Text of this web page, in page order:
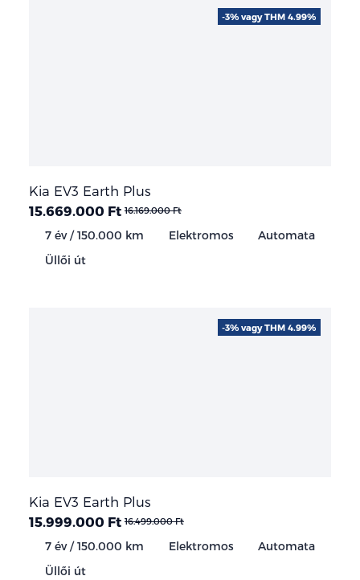
Kia EV3 Earth Plus
15.669.000 Ft 16.169.000 Ft
7 év / 150.000 km Elektromos
Automata
Üllői út
-3% vagy THM 4.99%
Kia EV3 Earth Plus
15.999.000 Ft 16.499.000 Ft
7 év / 150.000 km Elektromos
Automata
Üllői út
-3% vagy THM 4.99%